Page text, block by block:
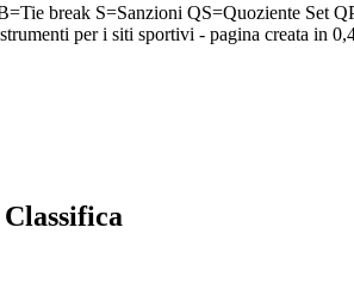
break S=Sanzioni QS=Quoziente Set
per i siti sportivi - pagina creata in
Classifica